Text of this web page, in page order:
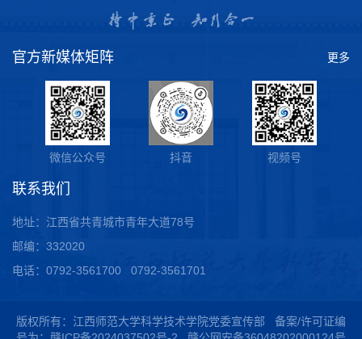
官方新媒体矩阵 更多
微信公众号 抖音 视频号
联系我们
地址：江西省共青城市青年大道78号
邮编：332020
电话：0792-3561700 0792-3561701
版权所有：江西师范大学科学技术学院党委宣传部 备案/许可证编